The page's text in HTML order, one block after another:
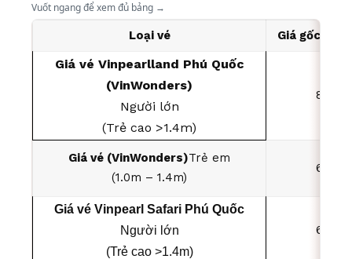
Vuốt ngang để xem đủ bảng →
Loại vé Giá gốc
Giá vé Vinpearlland Phú Quốc
(VinWonders)
Người lớn
(Trẻ cao >1.4m)
Giá vé (VinWonders)Trẻ em
(1.0m – 1.4m)
Giá vé Vinpearl Safari Phú Quốc
Người lớn
(Trẻ cao >1.4m)